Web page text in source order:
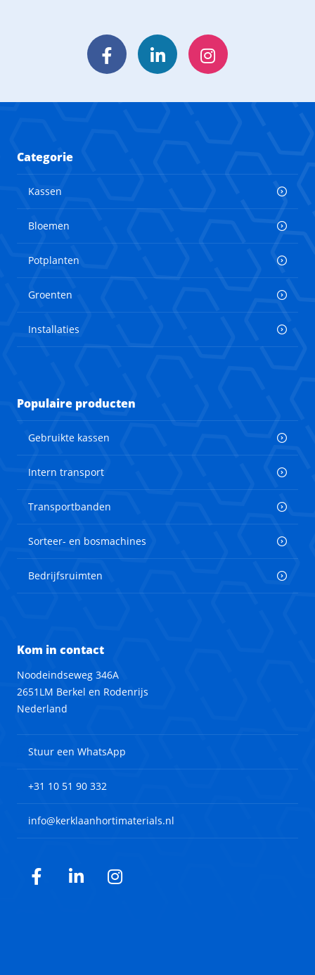
FacebookLinkedInInstagram
Categorie
Kassen
Bloemen
Potplanten
Groenten
Installaties
Populaire producten
Gebruikte kassen
Intern transport
Transportbanden
Sorteer- en bosmachines
Bedrijfsruimten
Kom in contact
Noodeindseweg 346A
2651LM Berkel en Rodenrijs
Nederland
Stuur een WhatsApp
+31 10 51 90 332
info@kerklaanhortimaterials.nl
Facebook
LinkedInInstagram